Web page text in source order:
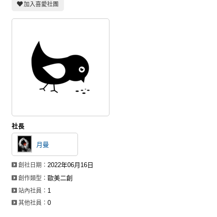
會員功能選單
會員中心
註冊會員
登入
加入喜愛社團
社長
月曼
創社日期：2022年06月16日
創作類型： 歐美二創
站內社員： 1
其他社員：0